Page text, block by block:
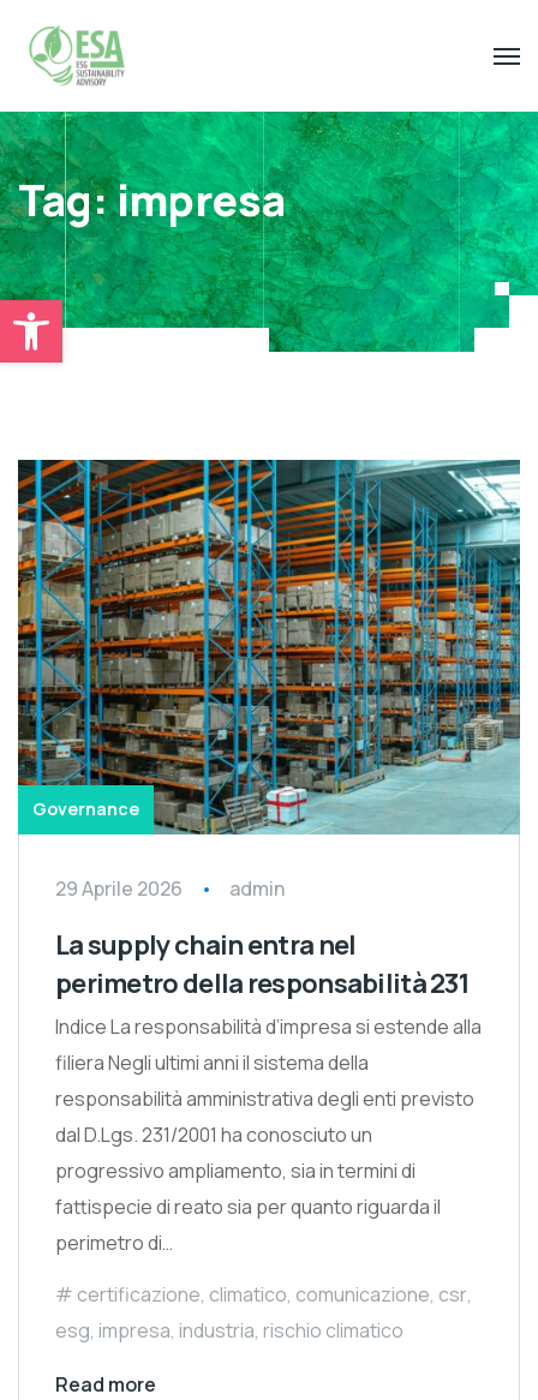
Open toolbar
Tag:impresa
Governance
29 Aprile 2026 admin
La supply chain entra nel
perimetro della responsabilità 231
Indice La responsabilità d’impresa si estende alla
filiera Negli ultimi anni il sistema della
responsabilità amministrativa degli enti previsto
dal D.Lgs. 231/2001 ha conosciuto un
progressivo ampliamento, sia in termini di
fattispecie di reato sia per quanto riguarda il
perimetro di…
certificazione, climatico, comunicazione, csr,
esg, impresa, industria, rischio climatico
Read more